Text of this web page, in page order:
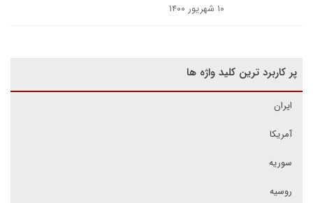
۱۰ شهریور ۱۴۰۰
پر کاربرد ترین کلید واژه ها
ایران
آمریکا
سوریه
روسیه